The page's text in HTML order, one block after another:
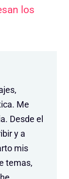
los
Me
Desde el
y a
mis
temas,